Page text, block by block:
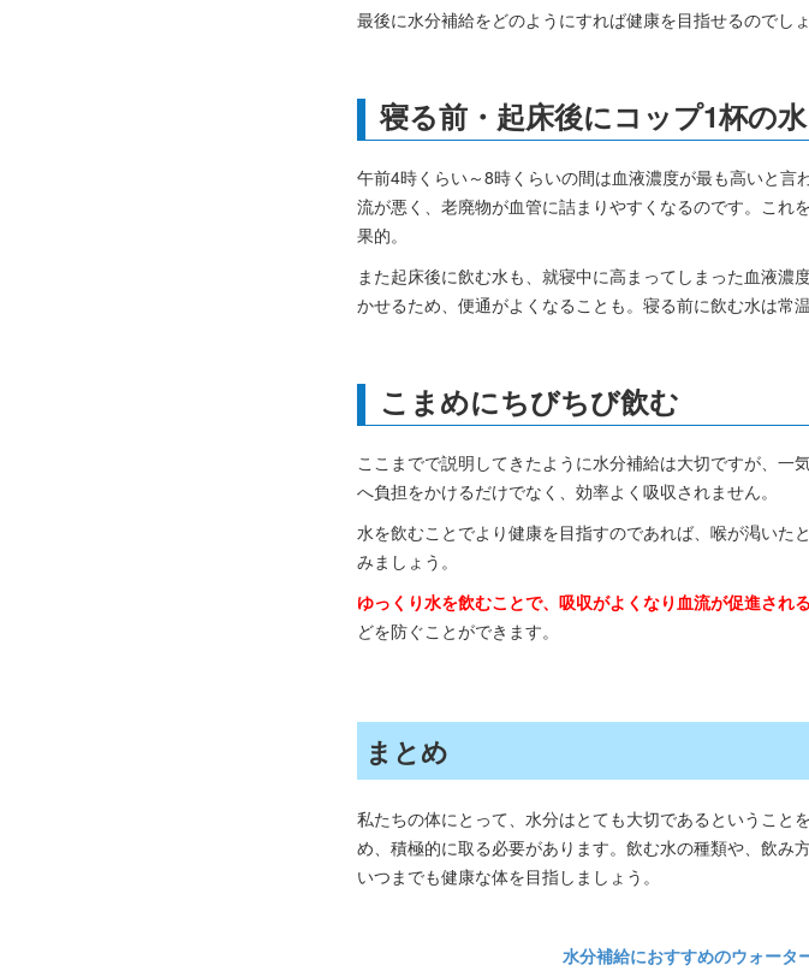
最後に水分補給をどのようにすれば健康を目指せるのでし
寝る前・起床後にコップ1杯の
午前4時くらい～8時くらいの間は血液濃度が最も高いと
流が悪く、老廃物が血管に詰まりやすくなるのです。これ
果的。
また起床後に飲む水も、就寝中に高まってしまった血液
かせるため、便通がよくなることも。寝る前に飲む水は常温
こまめにちびちび飲む
ここまでで説明してきたように水分補給は大切ですが、
へ負担をかけるだけでなく、効率よく吸収されません。
水を飲むことでより健康を目指すのであれば、喉が渇いた
みましょう。
ゆっくり水を飲むことで、吸収がよくなり血流が促進される
どを防ぐことができます。
まとめ
私たちの体にとって、水分はとても大切であるということ
め、積極的に取る必要があります。飲む水の種類や、飲み
いつまでも健康な体を目指しましょう。
水分補給におすすめのウォータ